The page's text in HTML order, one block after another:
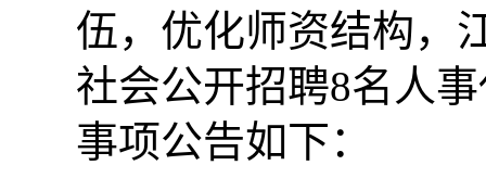
伍，优化师资结构，
社会公开招聘8名人
事项公告如下：